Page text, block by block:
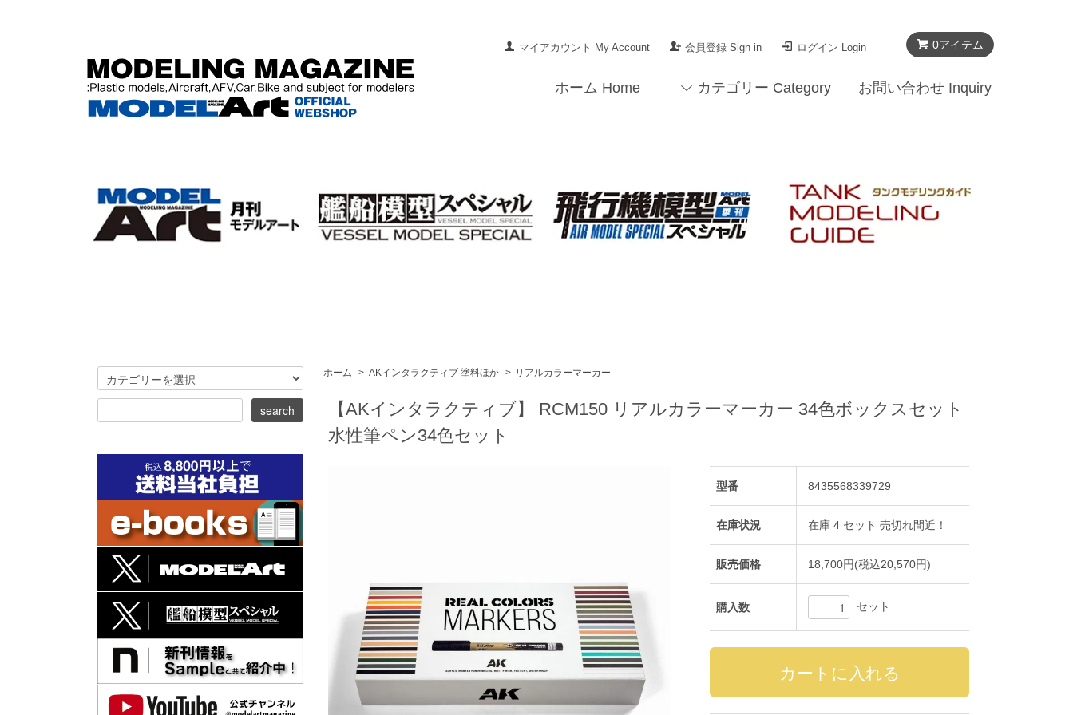
0アイテム
マイアカウント My Account 会員登録 Sign in ログイン Login
ホーム Home カテゴリー Category お問い合わせ Inquiry
ホーム > AKインタラクティブ 塗料ほか > リアルカラーマーカー
【AKインタラクティブ】 RCM150 リアルカラーマーカー 34色ボックスセット
水性筆ペン34色セット
型番 8435568339729
在庫状況 在庫 4 セット 売切れ間近！
販売価格 18,700円(税込20,570円)
購入数 セット